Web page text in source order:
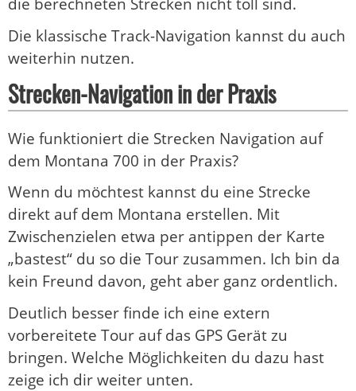
Die klassische Track-Navigation kannst du auch
weiterhin nutzen.
Strecken-Navigation in der Praxis
Wie funktioniert die Strecken Navigation auf
dem Montana 700 in der Praxis?
Wenn du möchtest kannst du eine Strecke
direkt auf dem Montana erstellen. Mit
Zwischenzielen etwa per antippen der Karte
„bastest“ du so die Tour zusammen. Ich bin da
kein Freund davon, geht aber ganz ordentlich.
Deutlich besser finde ich eine extern
vorbereitete Tour auf das GPS Gerät zu
bringen. Welche Möglichkeiten du dazu hast
zeige ich dir weiter unten.